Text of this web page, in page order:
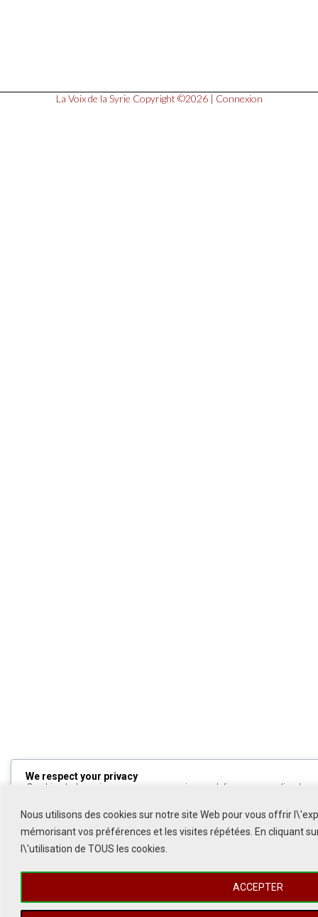
Nous utilisons des cookies sur notre site Web pour vous offrir
mémorisant vos préférences et les visites répétées. En cliquant
l\'utilisation de TOUS les cookies.
ACCEPTER
La Voix de la Syrie Copyright ©2026 | Connexion
We respect your privacy
Cookies help us improve your experience, deliver personalized
Allto decline non-essential cookies.
Reject All